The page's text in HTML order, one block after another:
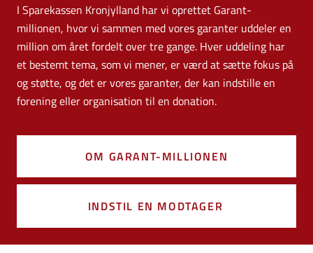
I Sparekassen Kronjylland har vi oprettet Garant-
millionen, hvor vi sammen med vores garanter uddeler en
million om året fordelt over tre gange. Hver uddeling har
et bestemt tema, som vi mener, er værd at sætte fokus på
og støtte, og det er vores garanter, der kan indstille en
forening eller organisation til en donation.
OM GARANT-MILLIONEN
INDSTIL EN MODTAGER